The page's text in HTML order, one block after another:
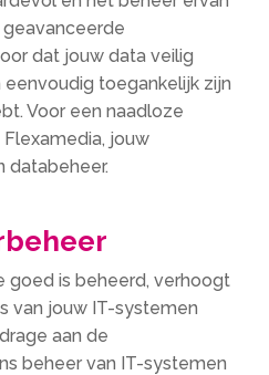
geavanceerde
dat jouw data veilig
toegankelijk zijn
Voor een naadloze
jouw
databeheer.​
goed is beheerd, verhoogt
van jouw IT-systemen
aan de
beheer van IT-systemen